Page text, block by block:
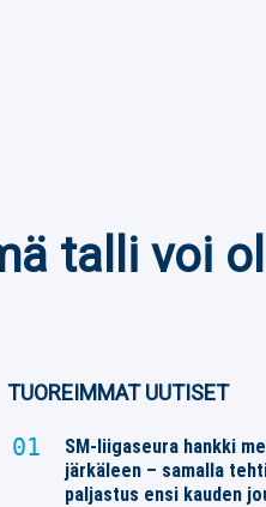
talli voi
TUOREIMMAT UUTISET
SM-liigaseura hankki
järkäleen – samalla
paljastus ensi kauden